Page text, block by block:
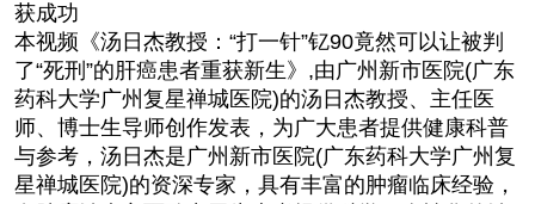
获成功
本视频《汤日杰教授：“打一针”钇90竟然可以让被判
了“死刑”的肝癌患者重获新生》,由广州新市医院(广东
药科大学广州复星禅城医院)的汤日杰教授、主任医
师、博士生导师创作发表，为广大患者提供健康科普
与参考，汤日杰是广州新市医院(广东药科大学广州复
星禅城医院)的资深专家，具有丰富的肿瘤临床经验，